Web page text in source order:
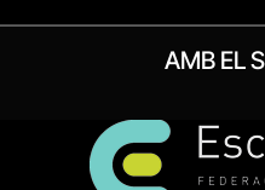
AMB EL